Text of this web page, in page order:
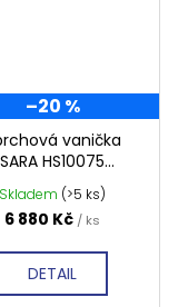
–20 %
vanička
SARA HS10075
mm, hladká
Skladem (>5 ks)
6 880 Kč / ks
DETAIL